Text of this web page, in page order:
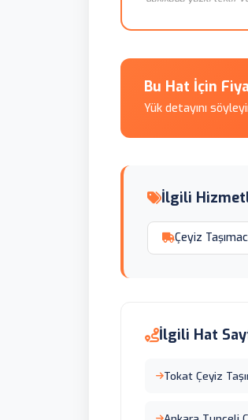
Bu Hat İçin
Yük detayını
İlgili
Çeyiz
İlgili Hat
Tokat Çeyiz